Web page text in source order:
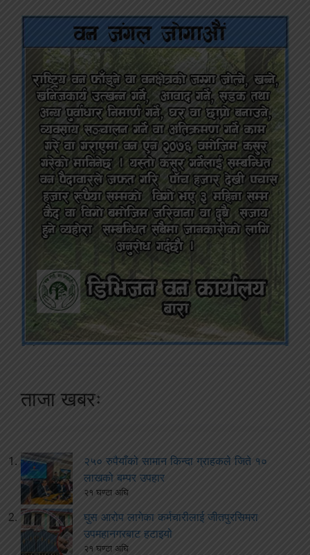
ताजा खबरः
२५० रुपैयाँको सामान किन्दा ग्राहकले जिते १०
लाखको बम्पर उपहार
२१ घण्टा अघि
घुस आरोप लागेका कर्मचारीलाई जीतपुरसिमरा
उपमहानगरबाट हटाइयो
२१ घण्टा अघि